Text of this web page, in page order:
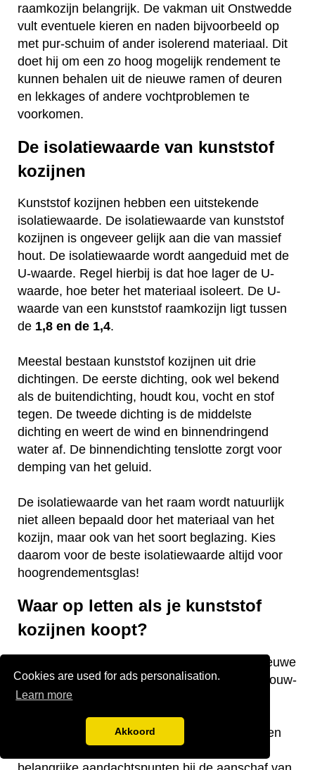
Cookies are used for ads personalisation.
Learn more
Akkoord
raamkozijn belangrijk. De vakman uit Onstwedde
vult eventuele kieren en naden bijvoorbeeld op
met pur-schuim of ander isolerend materiaal. Dit
doet hij om een zo hoog mogelijk rendement te
kunnen behalen uit de nieuwe ramen of deuren
en lekkages of andere vochtproblemen te
voorkomen.
De isolatiewaarde van kunststof
kozijnen
Kunststof kozijnen hebben een uitstekende
isolatiewaarde. De isolatiewaarde van kunststof
kozijnen is ongeveer gelijk aan die van massief
hout. De isolatiewaarde wordt aangeduid met de
U-waarde. Regel hierbij is dat hoe lager de U-
waarde, hoe beter het materiaal isoleert. De U-
waarde van een kunststof raamkozijn ligt tussen
de 1,8 en de 1,4.
Meestal bestaan kunststof kozijnen uit drie
dichtingen. De eerste dichting, ook wel bekend
als de buitendichting, houdt kou, vocht en stof
tegen. De tweede dichting is de middelste
dichting en weert de wind en binnendringend
water af. De binnendichting tenslotte zorgt voor
demping van het geluid.
De isolatiewaarde van het raam wordt natuurlijk
niet alleen bepaald door het materiaal van het
kozijn, maar ook van het soort beglazing. Kies
daarom voor de beste isolatiewaarde altijd voor
hoogrendementsglas!
Waar op letten als je kunststof
kozijnen koopt?
Vraag je je af waar je op moet letten als je nieuwe
kunststof kozijnen gaat kopen voor je nieuwbouw-
of bestaande woning? Wij hebben een aantal
nuttige tips voor je! De keurmerken van de
kozijnen, welke isolatiewaarde je nodig hebt en
welk raamtype je wilt laten plaatsen zijn